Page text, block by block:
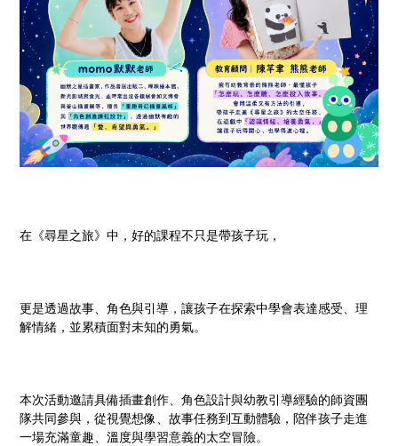
在《尋星之旅》中，好的課程不只是帶孩子玩，
更是透過故事、角色與引導，讓孩子在探索中學會表達感受、理
解情緒，並累積面對未知的勇氣。
本次活動邀請具備插畫創作、角色設計與幼教引導經驗的師資團
隊共同參與，從視覺想像、故事任務到互動體驗，陪伴孩子走進
一場充滿童趣、溫度與學習意義的太空冒險。